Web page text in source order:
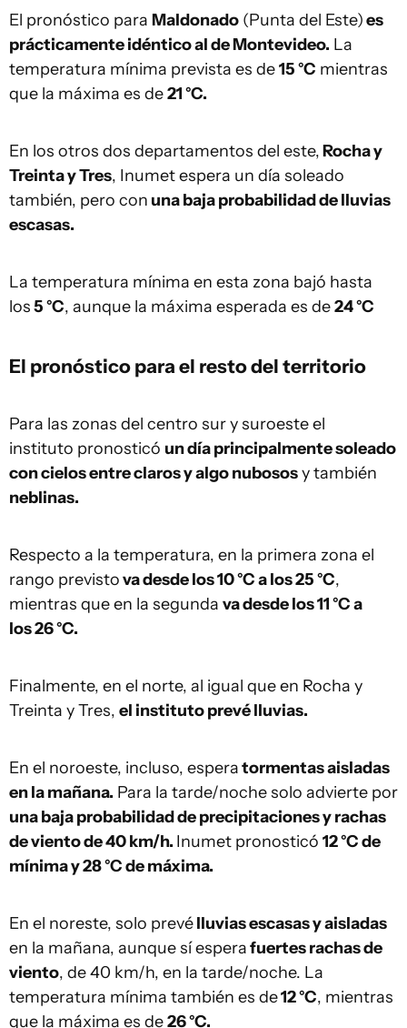
El pronóstico para Maldonado (Punta del Este)es
prácticamente idéntico al de Montevideo. La
temperatura mínima prevista es de15 °C mientras
que la máxima es de21 °C.
En los otros dos departamentos del este,Rocha y
Treinta y Tres, Inumet espera un día soleado
también, pero con una baja probabilidad de lluvias
escasas.
La temperatura mínima en esta zona bajó hasta
los5 °C, aunque la máxima esperada es de24 °C
El pronóstico para el resto del territorio
Para las zonas del centro sur y suroeste el
instituto pronosticó un día principalmente soleado
con cielos entre claros y algo nubososy también
neblinas.
Respecto a la temperatura, en la primera zona el
rango previstova desde los 10 °C a los 25 °C,
mientras que en la segunda va desde los 11 °C a
los 26 °C.
Finalmente, en el norte, al igual que en Rocha y
Treinta y Tres, el instituto prevé lluvias.
En el noroeste, incluso, esperatormentas aisladas
en la mañana. Para la tarde/noche solo advierte por
una baja probabilidad de precipitaciones y rachas
de viento de 40 km/h. Inumet pronosticó 12 °C de
mínima y 28 °C de máxima.
En el noreste, solo prevélluvias escasas y aisladas
en la mañana, aunque sí esperafuertes rachas de
viento, de 40 km/h, en la tarde/noche. La
temperatura mínima también es de12 °C, mientras
que la máxima es de26 °C.